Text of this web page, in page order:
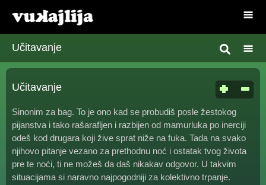
Učitavanje
Učitavanje
Sinonim za bag. To je ono kad se probudiš posle žestokog
pijanstva i tako rašarafljen i razbijen od mamurluka po inerciji
odeš kod drugara koji žive sprat niže na fuka. Tada na svako
njihovo pitanje vezano za prethodnu noć i ostatak tvog života
pre te noći, ti ne možeš da daš nikakav odgovor. U takvim
situacijama si naravno najpogodniji za kolektivno trpanje.